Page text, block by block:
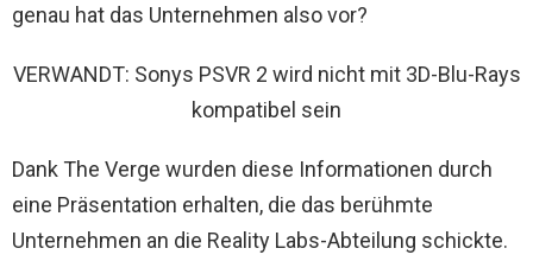
genau hat das Unternehmen also vor?
VERWANDT: Sonys PSVR 2 wird nicht mit 3D-Blu-Rays
kompatibel sein
Dank The Verge wurden diese Informationen durch
eine Präsentation erhalten, die das berühmte
Unternehmen an die Reality Labs-Abteilung schickte.